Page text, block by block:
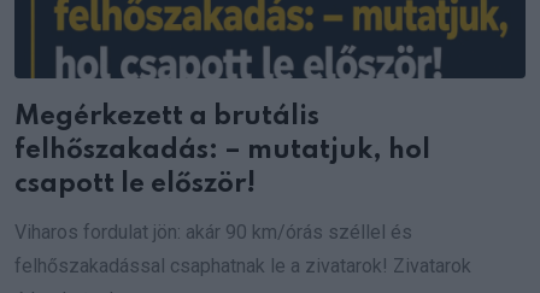
Megérkezett a brutális
felhőszakadás: – mutatjuk, hol
csapott le először!
Viharos fordulat jön: akár 90 km/órás széllel és
felhőszakadással csaphatnak le a zivatarok! Zivatarok